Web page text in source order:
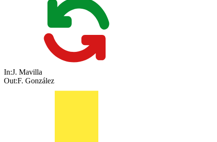
In:J. Mavilla
Out:F. González